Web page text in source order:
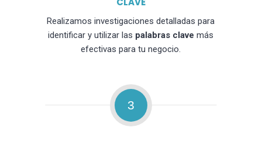
Realizamos investigaciones detalladas para
identificar y utilizar las palabras clave más
efectivas para tu negocio.
3